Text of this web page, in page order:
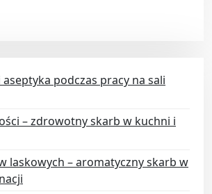
podczas pracy na sali
– zdrowotny skarb w kuchni i
laskowych – aromatyczny skarb w